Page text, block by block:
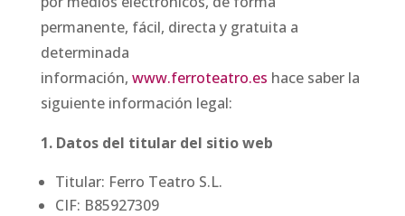
permanente, fácil, directa y gratuita a
determinada
información, www.ferroteatro.es hace saber la
siguiente información legal:
1. Datos del titular del sitio web
Titular: Ferro Teatro S.L.
CIF: B85927309